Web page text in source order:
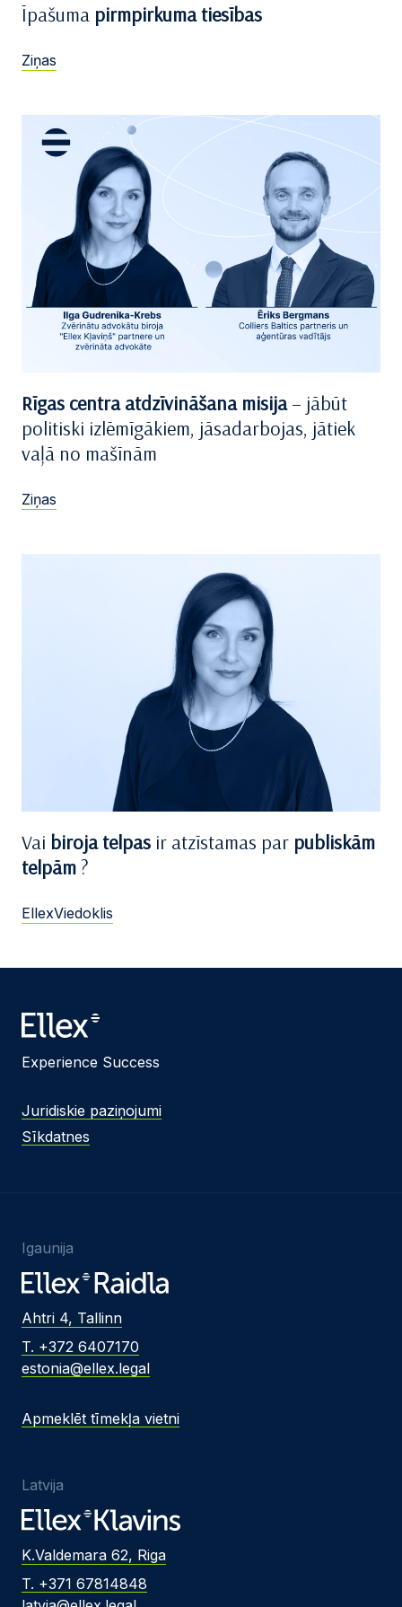
Īpašuma pirmpirkuma tiesības
Ziņas
Rīgas centra atdzīvināšana misija– jābūt
politiski izlēmīgākiem, jāsadarbojas, jātiek
vaļā no mašīnām
Ziņas
Vai biroja telpas ir atzīstamas par publiskām
telpām?
EllexViedoklis
Experience Success
Juridiskie paziņojumi
Sīkdatnes
Igaunija
Ahtri 4, Tallinn
T. +372 6407170
estonia@ellex.legal
Apmeklēt tīmekļa vietni
Latvija
K.Valdemara 62, Riga
T. +371 67814848